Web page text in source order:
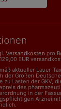
Versandkosten pro
EUR
aktueller Lauer-
der Großen
zu Lasten der GKV,
des
in der